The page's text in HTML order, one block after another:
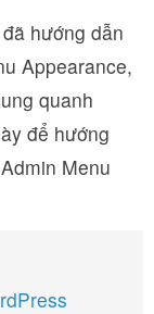
hướng dẫn
Appearance,
quanh
để hướng
Menu